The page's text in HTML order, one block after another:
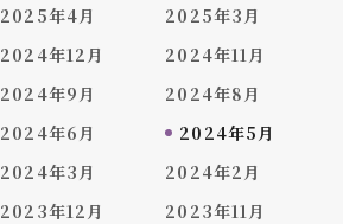
2025年4月
2025年3月
2024年12月
2024年11月
2024年9月
2024年8月
2024年6月
2024年5月
2024年3月
2024年2月
2023年12月
2023年11月